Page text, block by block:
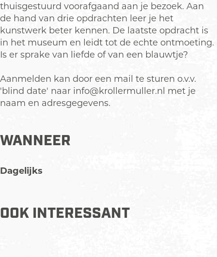
e
n
k
u
n
t
w
e
t
e
e
n
k
n
s
t
r
e
t
e
e
n
u
n
s
e
e
n
k
u
n
t
w
e
m
e
t
e
e
k
u
n
w
thuisgestuurd voorafgaand aan je bezoek. Aan
de hand van drie opdrachten leer je het
kunstwerk beter kennen. De laatste opdracht is
in het museum en leidt tot de echte ontmoeting.
Is er sprake van liefde of van een blauwtje?
Aanmelden kan door een mail te sturen o.v.v.
'blind date' naar info@krollermuller.nl met je
naam en adresgegevens.
WANNEER
Dagelijks
OOK INTERESSANT